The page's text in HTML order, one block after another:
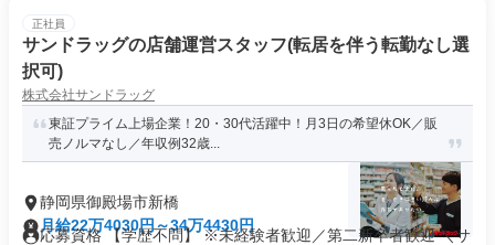
正社員
サンドラッグの店舗運営スタッフ(転居を伴う転勤なし選
択可)
株式会社サンドラッグ
東証プライム上場企業！20・30代活躍中！月3日の希望休OK／販
売ノルマなし／年収例32歳...
静岡県御殿場市新橋
月給22万4030円～34万4430円
応募資格 【学歴不問】 ※未経験者歓迎／第二新卒者歓迎 ＼サ